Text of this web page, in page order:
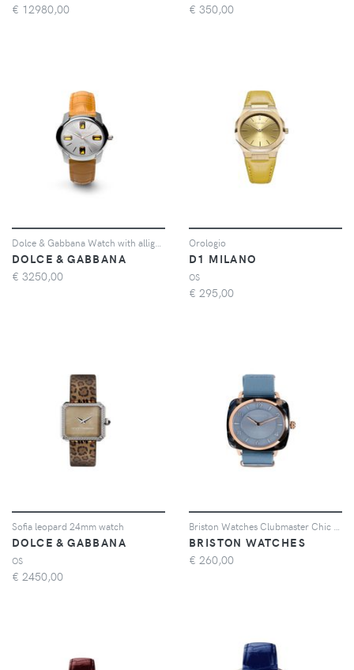
€ 12980,00
€ 350,00
DOLCE & GABBANA
€ 3250,00
Orologio
D1 MILANO
OS
€ 295,00
Sofia leopard 24mm watch
DOLCE & GABBANA
OS
€ 2450,00
BRISTON WATCHES
€ 260,00